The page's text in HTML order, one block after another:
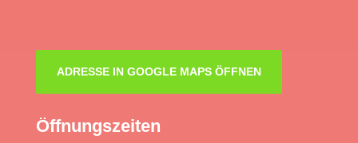
ADRESSE IN GOOGLE MAPS ÖFFNEN
Öffnungszeiten